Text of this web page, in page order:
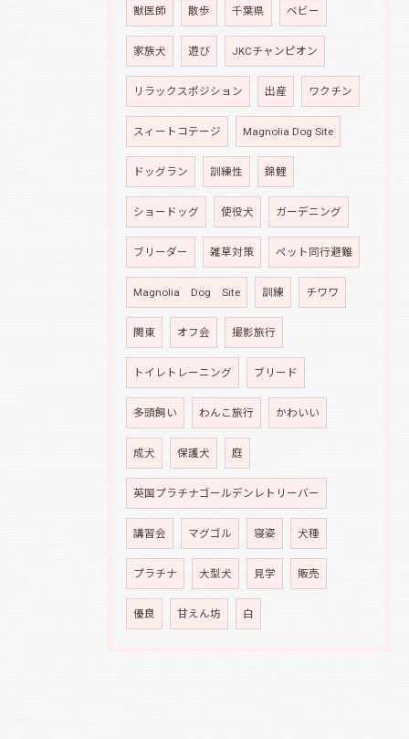
獣医師 散歩 千葉県 ベビー
家族犬 遊び JKCチャンピオン
リラックスポジション 出産 ワクチン
スィートコテージ Magnolia Dog Site
ドッグラン 訓練性 錦鯉
ショードッグ 使役犬 ガーデニング
ブリーダー 雑草対策 ペット同行避難
Magnolia Dog Site 訓練 チワワ
関東 オフ会 撮影旅行
トイレトレーニング ブリード
多頭飼い わんこ旅行 かわいい
成犬 保護犬 庭
英国プラチナゴールデンレトリーバー
講習会 マグゴル 寝姿 犬種
プラチナ 大型犬 見学 販売
優良 甘えん坊 白